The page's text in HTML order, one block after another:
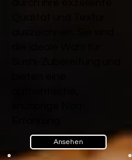
Ansehen